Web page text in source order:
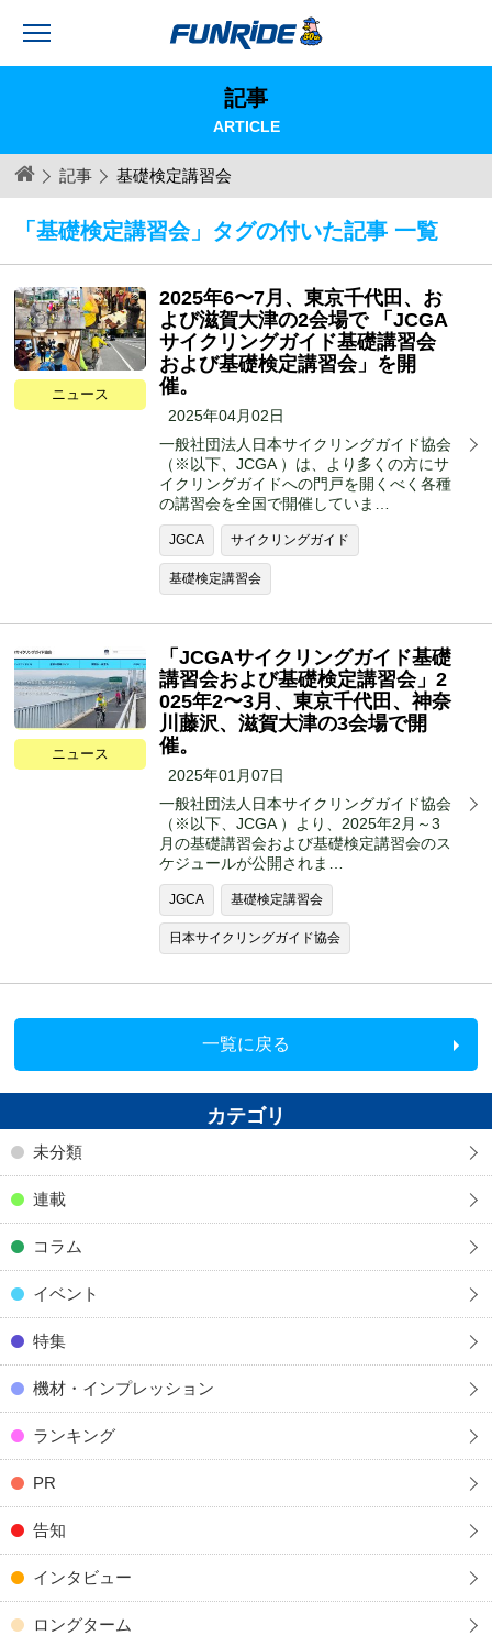
記事
ARTICLE
記事 基礎検定講習会
「基礎検定講習会」タグの付いた記事 一覧
ニュース
2025年6〜7月、東京千代田、お
よび滋賀大津の2会場で 「JCGA
サイクリングガイド基礎講習会
および基礎検定講習会」を開
催。
2025年04月02日
一般社団法人日本サイクリングガイド協会
（※以下、JCGA ）は、より多くの方にサ
イクリングガイドへの門戸を開くべく各種
の講習会を全国で開催していま…
JGCA サイクリングガイド
基礎検定講習会
ニュース
「JCGAサイクリングガイド基礎
講習会および基礎検定講習会」2
025年2〜3月、東京千代田、神奈
川藤沢、滋賀大津の3会場で開
催。
2025年01月07日
一般社団法人日本サイクリングガイド協会
（※以下、JCGA ）より、2025年2月～3
月の基礎講習会および基礎検定講習会のス
ケジュールが公開されま…
JGCA 基礎検定講習会
日本サイクリングガイド協会
一覧に戻る
カテゴリ
未分類
連載
コラム
イベント
特集
機材・インプレッション
ランキング
PR
告知
インタビュー
ロングターム